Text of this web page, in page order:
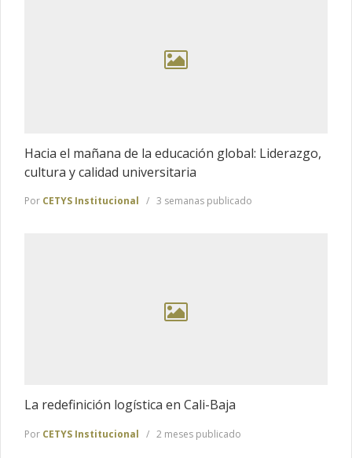
Hacia el mañana de la educación global: Liderazgo,
cultura y calidad universitaria
Por CETYS Institucional 3 semanas publicado
La redefinición logística en Cali-Baja
Por CETYS Institucional 2 meses publicado